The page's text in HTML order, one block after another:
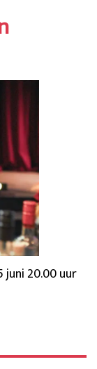
juni 20.00 uur